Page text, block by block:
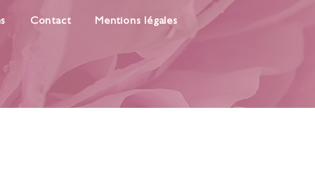
Contact Mentions légales